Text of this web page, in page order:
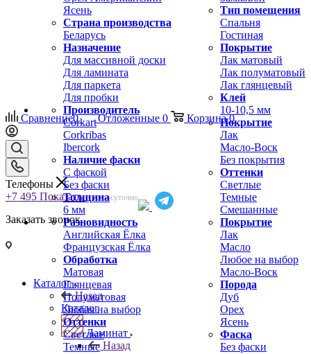
Ясень
Страна производства
Беларусь
Тип помещения
Спальня
Гостиная
Назначение
Для массивной доски
Для ламината
Для паркета
Для пробки
Покрытие
Лак матовый
Лак полуматовый
Лак глянцевый
Клей
Производитель
Corkart
Corkribas
Ibercork
Наличие фаски
С фаской
Без фаски
Толщина
6 мм
10-10,5 мм
Покрытие
Лак
Масло-Воск
Без покрытия
Оттенки
Светлые
Темные
Смешанные
Разновидность
Английская Ёлка
Французская Ёлка
Обработка
Матовая
Глянцевая
Полуматовая
Любая на выбор
Оттенки
Светлые
Темные
Покрытие
Лак
Масло
Любое на выбор
Масло-Воск
Порода
Дуб
Орех
Ясень
Фаска
Без фаски
Сравнение0 Отложенные 0 Корзина 0
Телефоны
+7 495 Показать Круглосуточно
Заказать звонок
Каталог
Назад
Каталог
Ламинат
Назад